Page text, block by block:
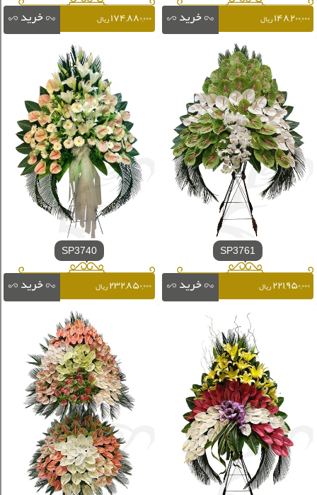
۱۴۸,۲۰۰,۰۰۰ریال
۱۷۴,۸۸۰,۰۰۰ریال
SP3761
۲۲۱,۹۵۰,۰۰۰ریال
SP3740
۲۳۲,۸۵۰,۰۰۰ریال